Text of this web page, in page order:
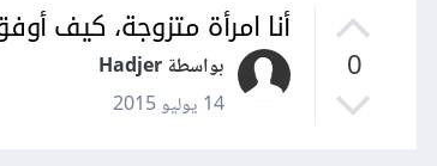
0
أنا امرأة متزوجة، كيف
بواسطة Hadjer
14 يوليو 2015